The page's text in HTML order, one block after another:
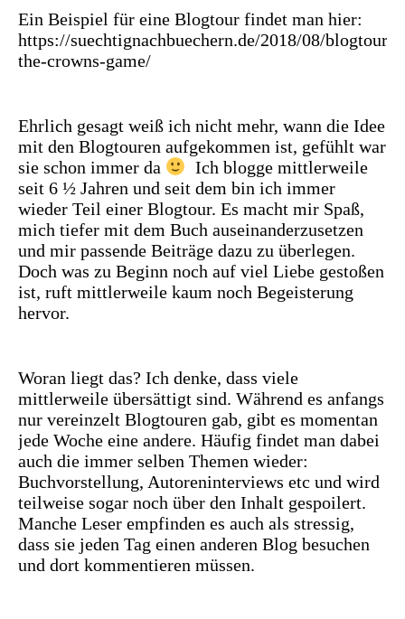
Ein Beispiel für eine Blogtour findet man hier:
https://suechtignachbuechern.de/2018/08/blogtour-
the-crowns-game/
Ehrlich gesagt weiß ich nicht mehr, wann die Idee
mit den Blogtouren aufgekommen ist, gefühlt war
sie schon immer da
Ich blogge mittlerweile
seit 6 ½ Jahren und seit dem bin ich immer
wieder Teil einer Blogtour. Es macht mir Spaß,
mich tiefer mit dem Buch auseinanderzusetzen
und mir passende Beiträge dazu zu überlegen.
Doch was zu Beginn noch auf viel Liebe gestoßen
ist, ruft mittlerweile kaum noch Begeisterung
hervor.
Woran liegt das? Ich denke, dass viele
mittlerweile übersättigt sind. Während es anfangs
nur vereinzelt Blogtouren gab, gibt es momentan
jede Woche eine andere. Häufig findet man dabei
auch die immer selben Themen wieder:
Buchvorstellung, Autoreninterviews etc und wird
teilweise sogar noch über den Inhalt gespoilert.
Manche Leser empfinden es auch als stressig,
dass sie jeden Tag einen anderen Blog besuchen
und dort kommentieren müssen.